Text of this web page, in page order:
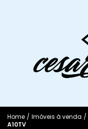
Home / Imóveis à venda /
A10TV